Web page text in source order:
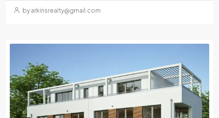
by arkinsrealty@gmail.com